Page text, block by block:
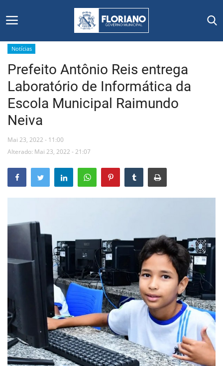
Início
Editais
Floriano
Secretarias e Órgãos
Mural de Licitações
Vídeos
Contato
Notícias
Prefeito Antônio Reis entrega
Laboratório de Informática da
Escola Municipal Raimundo
Neiva
Mai 23, 2022 - 11:00
Alterado: Mai 23, 2022 - 21:07